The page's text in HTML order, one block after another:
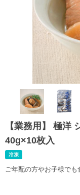
【業務用】 極洋
40g×10枚入
ご年配の方やお子様でも